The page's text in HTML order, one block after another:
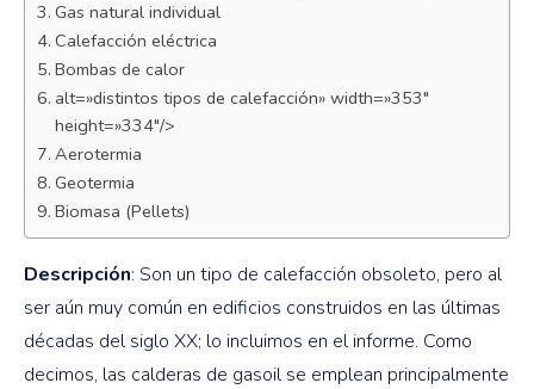
Gas natural individual
Calefacción eléctrica
Bombas de calor
alt=»distintos tipos de calefacción» width=»353″
height=»334″/>
Aerotermia
Geotermia
Biomasa (Pellets)
Descripción: Son un tipo de calefacción obsoleto, pero al
ser aún muy común en edificios construidos en las últimas
décadas del siglo XX; lo incluimos en el informe. Como
decimos, las calderas de gasoil se emplean principalmente